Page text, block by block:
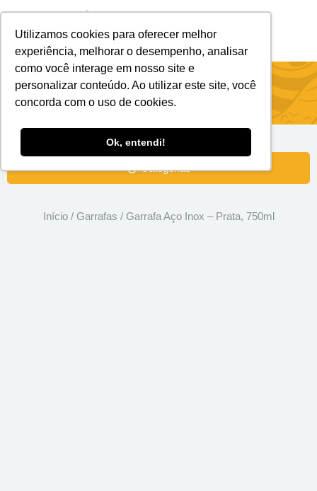
Utilizamos cookies para oferecer melhor
experiência, melhorar o desempenho, analisar
como você interage em nosso site e
personalizar conteúdo. Ao utilizar este site, você
concorda com o uso de cookies.
Ok, entendi!
Garrafa Aço Inox – Prata, 750ml
Categorias
Início/ Garrafas / Garrafa Aço Inox – Prata, 750ml